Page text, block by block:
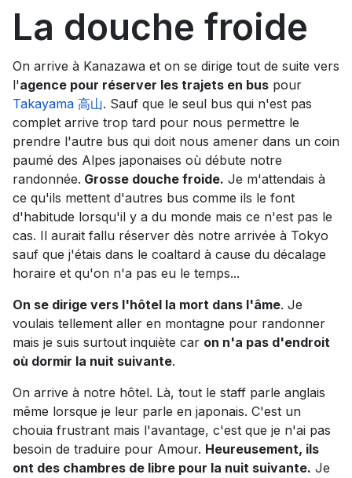
La douche froide
On arrive à Kanazawa et on se dirige tout de suite vers
l'agence pour réserver les trajets en bus pour
Takayama 高山. Sauf que le seul bus qui n'est pas
complet arrive trop tard pour nous permettre le
prendre l'autre bus qui doit nous amener dans un coin
paumé des Alpes japonaises où débute notre
randonnée. Grosse douche froide. Je m'attendais à
ce qu'ils mettent d'autres bus comme ils le font
d'habitude lorsqu'il y a du monde mais ce n'est pas le
cas. Il aurait fallu réserver dès notre arrivée à Tokyo
sauf que j'étais dans le coaltard à cause du décalage
horaire et qu'on n'a pas eu le temps...
On se dirige vers l'hôtel la mort dans l'âme. Je
voulais tellement aller en montagne pour randonner
mais je suis surtout inquiète car on n'a pas d'endroit
où dormir la nuit suivante.
On arrive à notre hôtel. Là, tout le staff parle anglais
même lorsque je leur parle en japonais. C'est un
chouia frustrant mais l'avantage, c'est que je n'ai pas
besoin de traduire pour Amour. Heureusement, ils
ont des chambres de libre pour la nuit suivante. Je